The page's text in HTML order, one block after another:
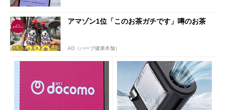
アマゾン1位「このお茶ガチです」噂のお茶
AD（ハーブ健康本舗）